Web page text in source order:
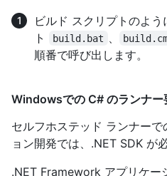
ビルド スクリプトのよ
ト
build.bat
順番で呼び出します。
Windowsでの C# のランナー
セルフホステッド ランナー
ョン開発では、.NET SDK が
.NET Framework アプリケー